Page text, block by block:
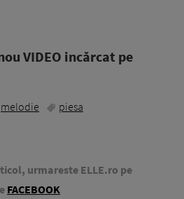
VIDEO incărcat pe
melodie piesa
urmareste ELLE.ro pe
FACEBOOK